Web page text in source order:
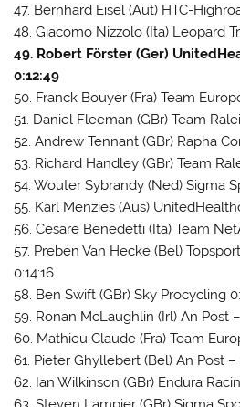
47. Bernhard Eisel (Aut) HTC-
48. Giacomo Nizzolo (Ita) Leopard
49. Robert Förster (Ger)
0:12:49
50. Franck Bouyer (Fra) Team
51. Daniel Fleeman (GBr) Team
52. Andrew Tennant (GBr) Rapha
53. Richard Handley (GBr) Team
54. Wouter Sybrandy (Ned) Sigma
55. Karl Menzies (Aus)
56. Cesare Benedetti (Ita) Team
57. Preben Van Hecke (Bel)
0:14:16
58. Ben Swift (GBr) Sky Procycling
59. Ronan McLaughlin (Irl) An Post
60. Mathieu Claude (Fra) Team
61. Pieter Ghyllebert (Bel) An Post
62. Ian Wilkinson (GBr) Endura